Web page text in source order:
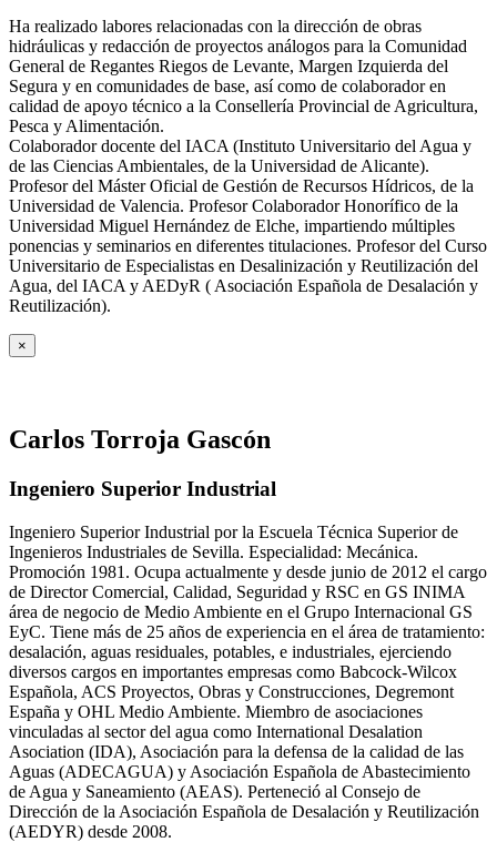
Ha realizado labores relacionadas con la dirección de obras
hidráulicas y redacción de proyectos análogos para la Comunidad
General de Regantes Riegos de Levante, Margen Izquierda del
Segura y en comunidades de base, así como de colaborador en
calidad de apoyo técnico a la Consellería Provincial de Agricultura,
Pesca y Alimentación.
Colaborador docente del IACA (Instituto Universitario del Agua y
de las Ciencias Ambientales, de la Universidad de Alicante).
Profesor del Máster Oficial de Gestión de Recursos Hídricos, de la
Universidad de Valencia. Profesor Colaborador Honorífico de la
Universidad Miguel Hernández de Elche, impartiendo múltiples
ponencias y seminarios en diferentes titulaciones. Profesor del Curso
Universitario de Especialistas en Desalinización y Reutilización del
Agua, del IACA y AEDyR ( Asociación Española de Desalación y
Reutilización).
×
Carlos Torroja Gascón
Ingeniero Superior Industrial
Ingeniero Superior Industrial por la Escuela Técnica Superior de
Ingenieros Industriales de Sevilla. Especialidad: Mecánica.
Promoción 1981. Ocupa actualmente y desde junio de 2012 el cargo
de Director Comercial, Calidad, Seguridad y RSC en GS INIMA
área de negocio de Medio Ambiente en el Grupo Internacional GS
EyC. Tiene más de 25 años de experiencia en el área de tratamiento:
desalación, aguas residuales, potables, e industriales, ejerciendo
diversos cargos en importantes empresas como Babcock-Wilcox
Española, ACS Proyectos, Obras y Construcciones, Degremont
España y OHL Medio Ambiente. Miembro de asociaciones
vinculadas al sector del agua como International Desalation
Asociation (IDA), Asociación para la defensa de la calidad de las
Aguas (ADECAGUA) y Asociación Española de Abastecimiento
de Agua y Saneamiento (AEAS). Perteneció al Consejo de
Dirección de la Asociación Española de Desalación y Reutilización
(AEDYR) desde 2008.